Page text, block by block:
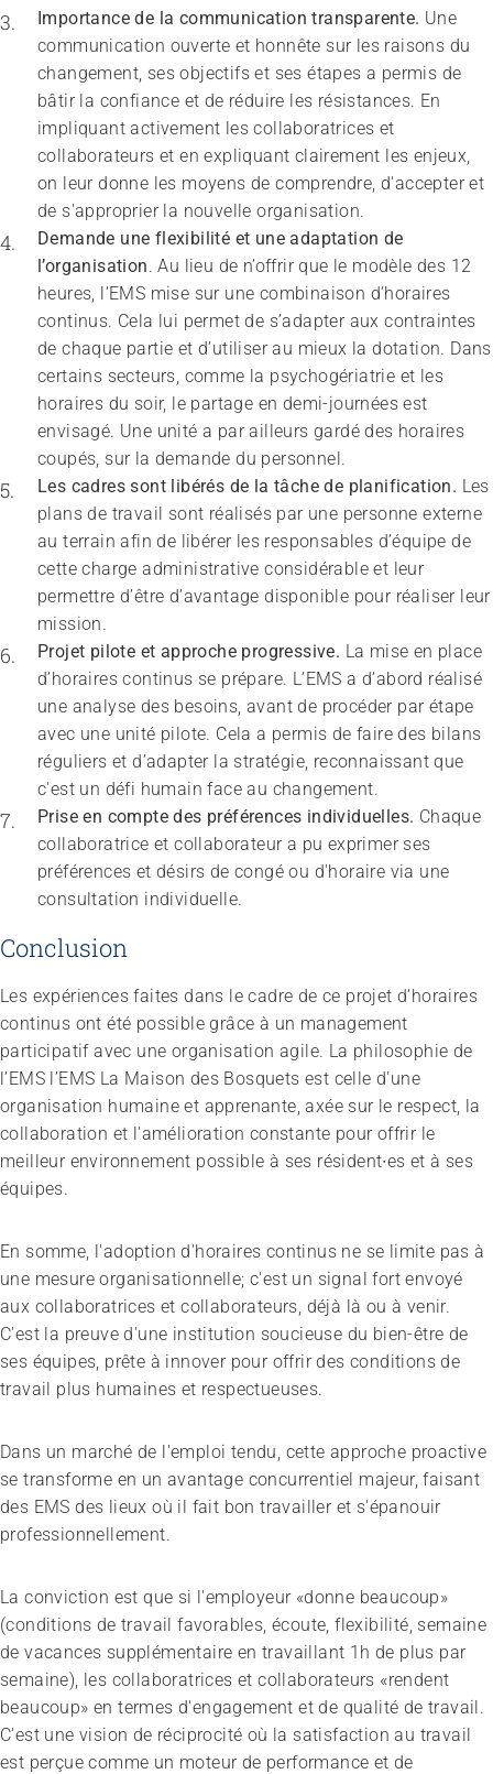
Importance de la communication transparente. Une
communication ouverte et honnête sur les raisons du
changement, ses objectifs et ses étapes a permis de
bâtir la confiance et de réduire les résistances. En
impliquant activement les collaboratrices et
collaborateurs et en expliquant clairement les enjeux,
on leur donne les moyens de comprendre, d'accepter et
de s'approprier la nouvelle organisation.
Demande une flexibilité et une adaptation de
l’organisation. Au lieu de n’offrir que le modèle des 12
heures, l’EMS mise sur une combinaison d’horaires
continus. Cela lui permet de s’adapter aux contraintes
de chaque partie et d’utiliser au mieux la dotation. Dans
certains secteurs, comme la psychogériatrie et les
horaires du soir, le partage en demi-journées est
envisagé. Une unité a par ailleurs gardé des horaires
coupés, sur la demande du personnel.
Les cadres sont libérés de la tâche de planification. Les
plans de travail sont réalisés par une personne externe
au terrain afin de libérer les responsables d’équipe de
cette charge administrative considérable et leur
permettre d’être d’avantage disponible pour réaliser leur
mission.
Projet pilote et approche progressive. La mise en place
d’horaires continus se prépare. L’EMS a d’abord réalisé
une analyse des besoins, avant de procéder par étape
avec une unité pilote. Cela a permis de faire des bilans
réguliers et d’adapter la stratégie, reconnaissant que
c'est un défi humain face au changement.
Prise en compte des préférences individuelles. Chaque
collaboratrice et collaborateur a pu exprimer ses
préférences et désirs de congé ou d'horaire via une
consultation individuelle.
Conclusion
Les expériences faites dans le cadre de ce projet d’horaires
continus ont été possible grâce à un management
participatif avec une organisation agile. La philosophie de
l’EMS l’EMS La Maison des Bosquets est celle d'une
organisation humaine et apprenante, axée sur le respect, la
collaboration et l'amélioration constante pour offrir le
meilleur environnement possible à ses résident∙es et à ses
équipes.
En somme, l'adoption d'horaires continus ne se limite pas à
une mesure organisationnelle; c'est un signal fort envoyé
aux collaboratrices et collaborateurs, déjà là ou à venir.
C'est la preuve d'une institution soucieuse du bien-être de
ses équipes, prête à innover pour offrir des conditions de
travail plus humaines et respectueuses.
Dans un marché de l'emploi tendu, cette approche proactive
se transforme en un avantage concurrentiel majeur, faisant
des EMS des lieux où il fait bon travailler et s'épanouir
professionnellement.
La conviction est que si l'employeur «donne beaucoup»
(conditions de travail favorables, écoute, flexibilité, semaine
de vacances supplémentaire en travaillant 1h de plus par
semaine), les collaboratrices et collaborateurs «rendent
beaucoup» en termes d'engagement et de qualité de travail.
C'est une vision de réciprocité où la satisfaction au travail
est perçue comme un moteur de performance et de